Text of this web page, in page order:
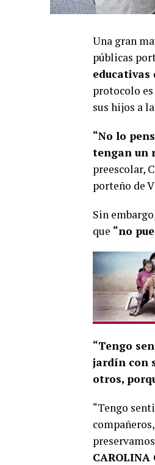
Una gran
públicas
educativas
protocolo es
sus hijos a
“No lo
tengan un
preescolar,
porteño de
Sin
que “no
“Tengo
jardín con
otros,
“Tengo
CAROLINA